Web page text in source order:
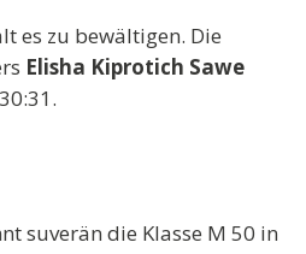
es zu bewältigen. Die
Elisha Kiprotich Sawe
suverän die Klasse M 50 in